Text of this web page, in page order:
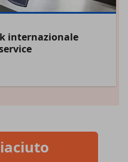
internazionale